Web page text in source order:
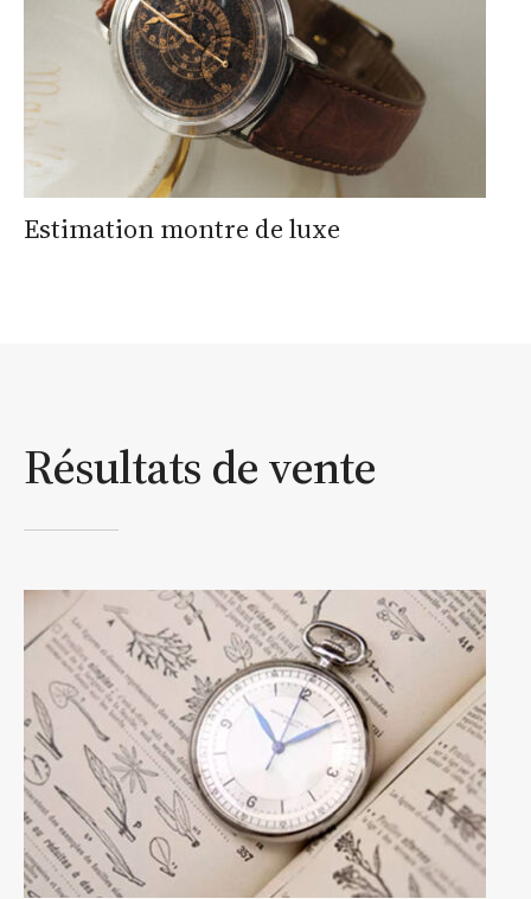
Estimation montre de luxe
Résultats de vente